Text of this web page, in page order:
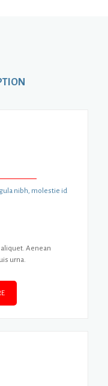
nibh, molestie id
Aenean
urna.